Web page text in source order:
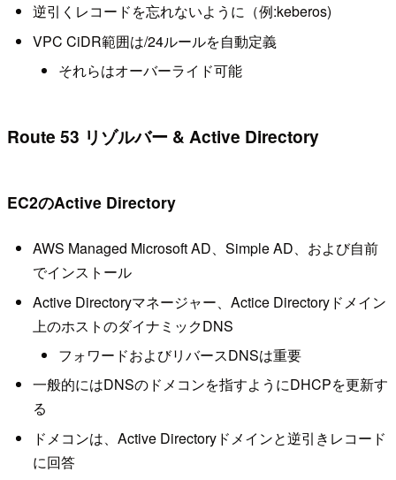
逆引くレコードを忘れないように（例:keberos)
VPC CiDR範囲は/24ルールを自動定義
それらはオーバーライド可能
Route 53 リゾルバー & Active Directory
EC2のActive Directory
AWS Managed Microsoft AD、Simple AD、および自前
でインストール
Active Directoryマネージャー、Actice Directoryドメイン
上のホストのダイナミックDNS
フォワードおよびリバースDNSは重要
一般的にはDNSのドメコンを指すようにDHCPを更新す
る
ドメコンは、Active Directoryドメインと逆引きレコード
に回答